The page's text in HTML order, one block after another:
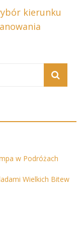
kierunku
w Podróżach
Wielkich Bitew